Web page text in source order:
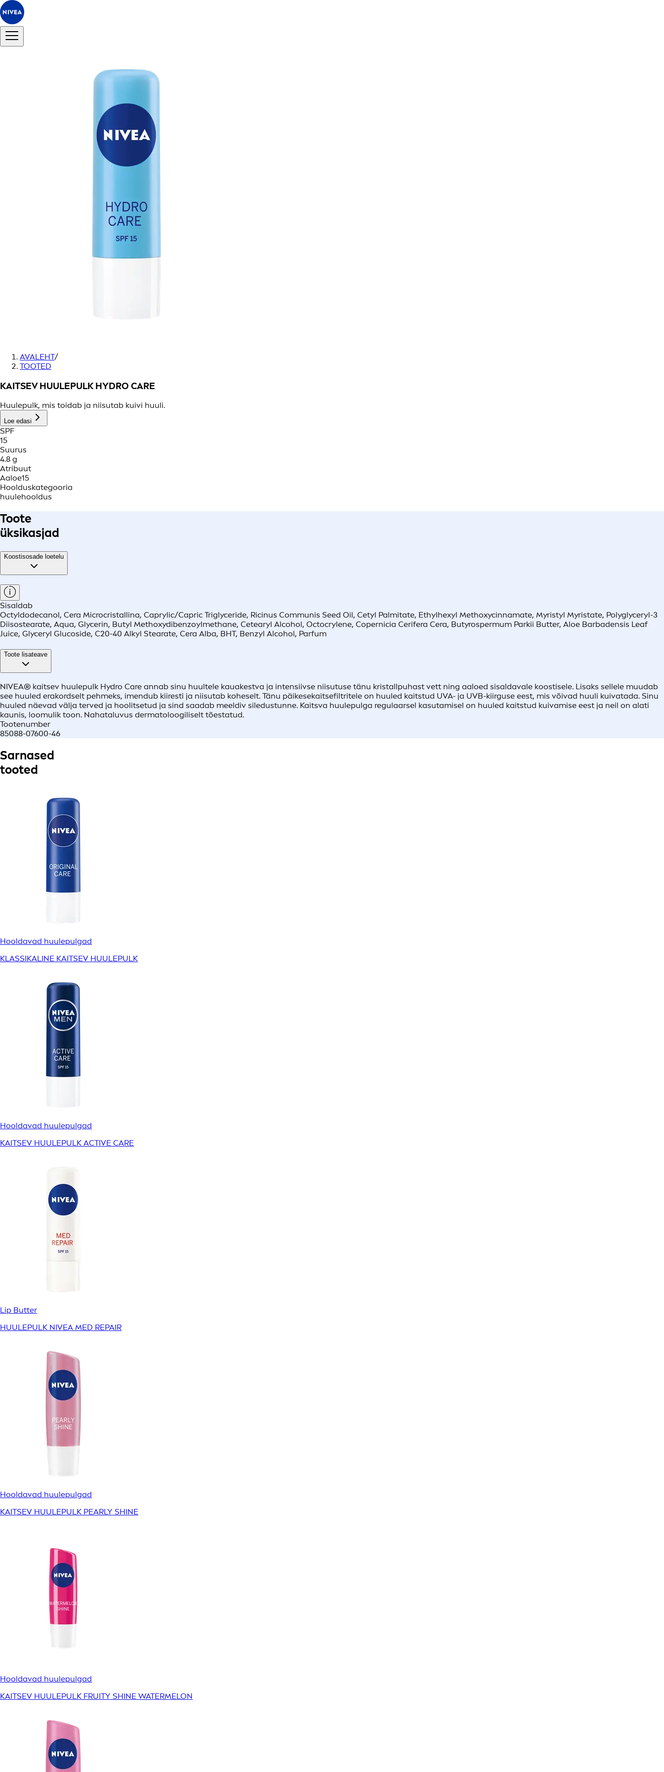
AVALEHT/
TOOTED
KAITSEV HUULEPULK HYDRO CARE
Huulepulk, mis toidab ja niisutab kuivi huuli.
Loe edasi
SPF
15
Suurus
4.8 g
Atribuut
Aaloe15
Hoolduskategooria
huulehooldus
Toote
üksikasjad
Koostisosade loetelu
Sisaldab
Octyldodecanol, Cera Microcristallina, Caprylic/Capric Triglyceride, Ricinus Communis Seed Oil, Cetyl Palmitate, Ethylhexyl Methoxycinnamate, Myristyl Myristate, Polyglyceryl-3
Diisostearate, Aqua, Glycerin, Butyl Methoxydibenzoylmethane, Cetearyl Alcohol, Octocrylene, Copernicia Cerifera Cera, Butyrospermum Parkii Butter, Aloe Barbadensis Leaf
Juice, Glyceryl Glucoside, C20-40 Alkyl Stearate, Cera Alba, BHT, Benzyl Alcohol, Parfum
Toote lisateave
NIVEA® kaitsev huulepulk Hydro Care annab sinu huultele kauakestva ja intensiivse niisutuse tänu kristallpuhast vett ning aaloed sisaldavale koostisele. Lisaks sellele muudab
see huuled erakordselt pehmeks, imendub kiiresti ja niisutab koheselt. Tänu päikesekaitsefiltritele on huuled kaitstud UVA- ja UVB-kiirguse eest, mis võivad huuli kuivatada. Sinu
huuled näevad välja terved ja hoolitsetud ja sind saadab meeldiv siledustunne. Kaitsva huulepulga regulaarsel kasutamisel on huuled kaitstud kuivamise eest ja neil on alati
kaunis, loomulik toon. Nahataluvus dermatoloogiliselt tõestatud.
Tootenumber
85088-07600-46
Sarnased
tooted
Hooldavad huulepulgad
KLASSIKALINE KAITSEV HUULEPULK
Hooldavad huulepulgad
KAITSEV HUULEPULK ACTIVE CARE
Lip Butter
HUULEPULK NIVEA MED REPAIR
Hooldavad huulepulgad
KAITSEV HUULEPULK PEARLY SHINE
Hooldavad huulepulgad
KAITSEV HUULEPULK FRUITY SHINE WATERMELON